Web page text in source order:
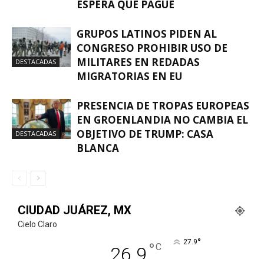
ESPERA QUE PAGUE
DESTACADAS
GRUPOS LATINOS PIDEN AL
CONGRESO PROHIBIR USO DE
MILITARES EN REDADAS
MIGRATORIAS EN EU
DESTACADAS
PRESENCIA DE TROPAS EUROPEAS
EN GROENLANDIA NO CAMBIA EL
OBJETIVO DE TRUMP: CASA
BLANCA
CIUDAD JUÁREZ, MX
Cielo Claro
26.9 °C 27.9°